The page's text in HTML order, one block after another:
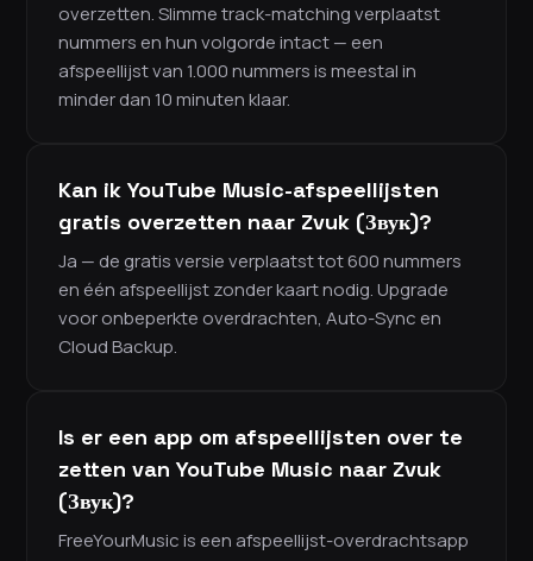
overzetten. Slimme track-matching verplaatst
nummers en hun volgorde intact — een
afspeellijst van 1.000 nummers is meestal in
minder dan 10 minuten klaar.
Kan ik YouTube Music-afspeellijsten
gratis overzetten naar Zvuk (Звук)?
Ja — de gratis versie verplaatst tot 600 nummers
en één afspeellijst zonder kaart nodig. Upgrade
voor onbeperkte overdrachten, Auto-Sync en
Cloud Backup.
Is er een app om afspeellijsten over te
zetten van YouTube Music naar Zvuk
(Звук)?
FreeYourMusic is een afspeellijst-overdrachtsapp